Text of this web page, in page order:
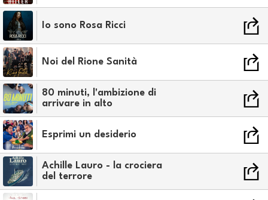
Io sono Rosa Ricci
Noi del Rione Sanità
80 minuti, l'ambizione di
arrivare in alto
Esprimi un desiderio
Achille Lauro - la crociera
del terrore